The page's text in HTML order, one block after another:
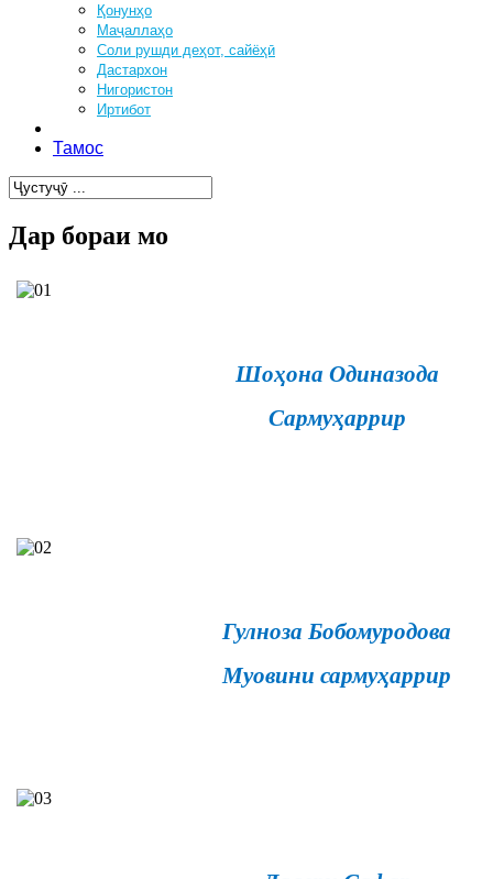
Қонунҳо
Маҷаллаҳо
Соли рушди деҳот, сайёҳӣ
Дастархон
Нигористон
Иртибот
Тамос
Дар бораи мо
Шоҳона Одиназода
Сармуҳаррир
Гулноза Бобомуродова
Муовини сармуҳаррир